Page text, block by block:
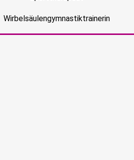
Wirbelsäulengymnastiktrainerin